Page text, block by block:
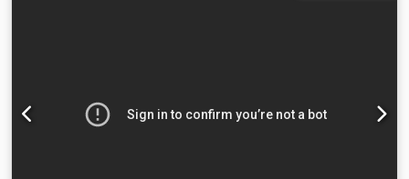
samenwerking met onze partners. Alle gegevens onder
voorbehoud. Fouten en tussenverkoop voorbehouden.